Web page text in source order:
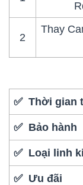
2
Thay
✅ Thời gian
✅ Bảo hành
✅ Loại linh
✅ Ưu đãi